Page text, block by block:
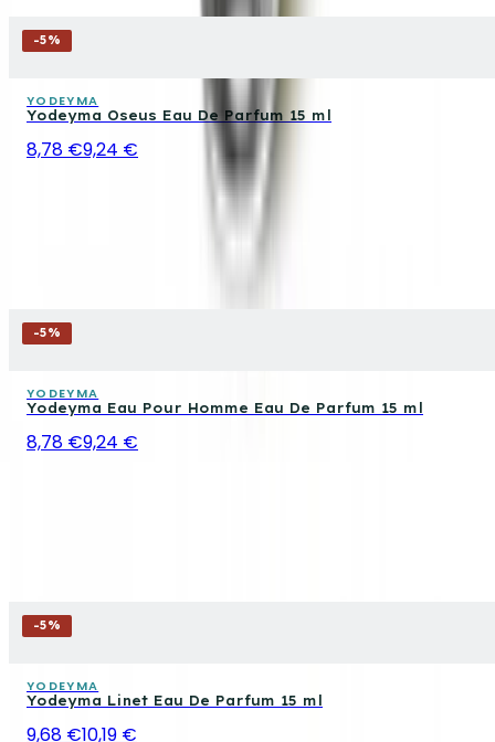
-5%
YODEYMA
Yodeyma Oseus Eau De Parfum 15 ml
8,78 €9,24 €
-5%
YODEYMA
Yodeyma Eau Pour Homme Eau De Parfum 15 ml
8,78 €9,24 €
-5%
YODEYMA
Yodeyma Linet Eau De Parfum 15 ml
9,68 €10,19 €